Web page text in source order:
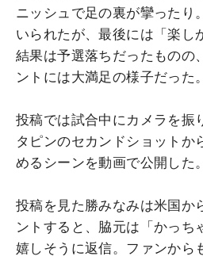
ニッシュで足の裏が攣ったり
いられたが、最後には「楽し
結果は予選落ちだったものの
ントには大満足の様子だった。
投稿では試合中にカメラを振
タピンのセカンドショットか
めるシーンを動画で公開した。
投稿を見た勝みなみは米国か
ントすると、脇元は「かっち
嬉しそうに返信。ファンから